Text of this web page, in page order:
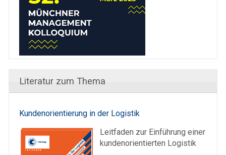
Literatur zum Thema
Kundenorientierung in der Logistik
Leitfaden zur Einführung einer
kundenorientierten Logistik